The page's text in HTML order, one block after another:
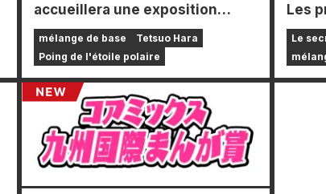
accueillera une exposition
spéciale consacrée à « Ken le
Survivant » !!
mélange de base
Tetsuo Hara
Poing de l'étoile polaire
Les
Le